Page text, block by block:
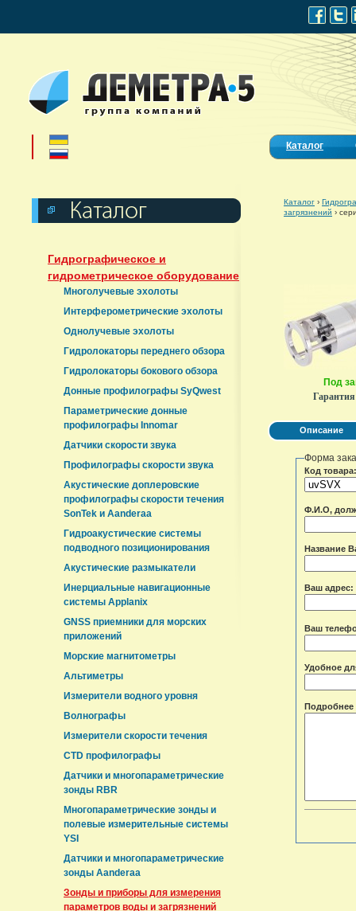
Каталог
Гидрографическое и
гидрометрическое оборудование
Многолучевые эхолоты
Интерферометрические эхолоты
Однолучевые эхолоты
Гидролокаторы переднего обзора
Гидролокаторы бокового обзора
Донные профилографы SyQwest
Параметрические донные
профилографы Innomar
Датчики скорости звука
Профилографы скорости звука
Акустические доплеровские
профилографы скорости течения
SonTek и Aanderaa
Гидроакустические системы
подводного позиционирования
Акустические размыкатели
Инерциальные навигационные
системы Applanix
GNSS приемники для морских
приложений
Морские магнитометры
Альтиметры
Измерители водного уровня
Волнографы
Измерители скорости течения
CTD профилографы
Датчики и многопараметрические
зонды RBR
Многопараметрические зонды и
полевые измерительные системы
YSI
Датчики и многопараметрические
зонды Aanderaa
Зонды и приборы для измерения
параметров воды и загрязнений
Каталог ›
загрязнений ›
Под
Описание
Форма
Код товара:
Ф.И.О,
Название
Ваш адрес:
Ваш
Удобное
Подробнее